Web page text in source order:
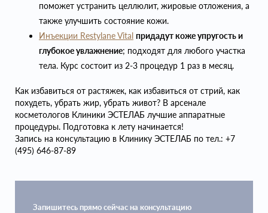
поможет устранить целлюлит, жировые отложения, а
также улучшить состояние кожи.
Инъекции Restylane Vital придадут коже упругость и
глубокое увлажнение; подходят для любого участка
тела. Курс состоит из 2-3 процедур 1 раз в месяц.
Как избавиться от растяжек, как избавиться от стрий, как
похудеть, убрать жир, убрать живот? В арсенале
косметологов Клиники ЭСТЕЛАБ лучшие аппаратные
процедуры. Подготовка к лету начинается!
Запись на консультацию в Клинику ЭСТЕЛАБ по тел.: +7
(495) 646-87-89
Запишитесь прямо сейчас на консультацию